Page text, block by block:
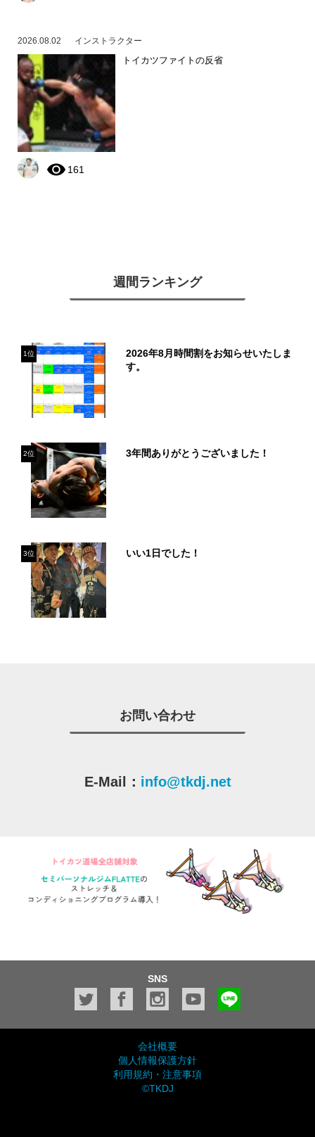
2026.08.02 インストラクター
トイカツファイトの反省
161
週間ランキング
1位
2026年8月時間割をお知らせいたしま
す。
2位 3年間ありがとうございました！
3位 いい1日でした！
お問い合わせ
E-Mail： info@tkdj.net
SNS
会社概要
個人情報保護方針
利用規約・注意事項
©TKDJ